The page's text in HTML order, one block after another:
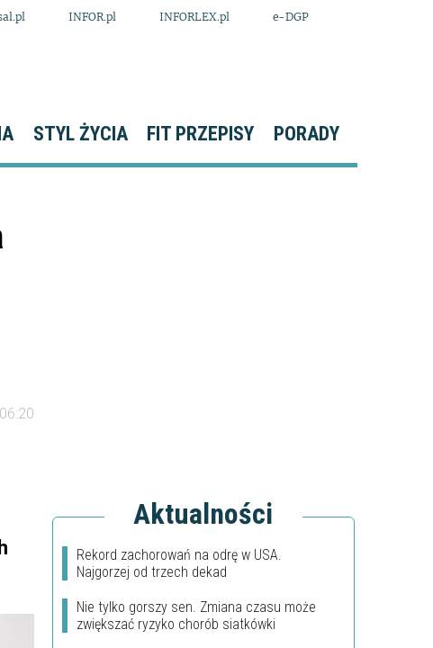
INFOR.pl INFORLEX.pl e-DGP
STYL ŻYCIA FIT PRZEPISY PORADY
Aktualności
Rekord zachorowań na odrę w USA.
Najgorzej od trzech dekad
Nie tylko gorszy sen. Zmiana czasu może
zwiększać ryzyko chorób siatkówki